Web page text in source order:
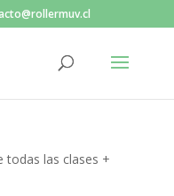
todas las clases +